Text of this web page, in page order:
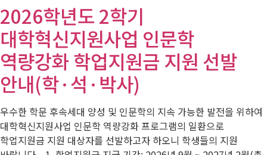
2026학년도 2학기
대학혁신지원사업 인문학
역량강화 학업지원금 지원 선발
안내(학·석·박사)
우수한 학문 후속세대 양성 및 인문학의 지속 가능한 발전을 위하여
대학혁신지원사업 인문학 역량강화 프로그램의 일환으로
학업지원금 지원 대상자를 선발하고자 하오니 학생들의 지원